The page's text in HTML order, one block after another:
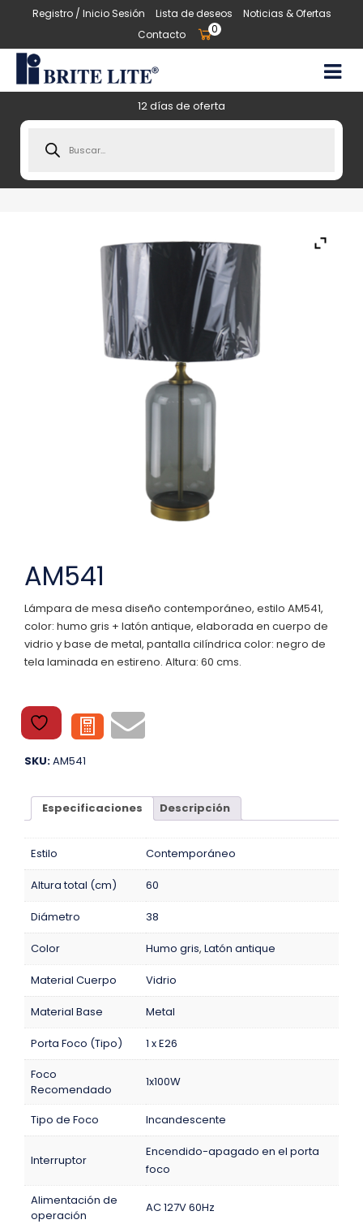
Registro / Inicio Sesión Lista de deseos
Noticias & Ofertas
Contacto
0
12 días de oferta
search
AM541
Lámpara de mesa diseño contemporáneo, estilo AM541,
color: humo gris + latón antique, elaborada en cuerpo de
vidrio y base de metal, pantalla cilíndrica color: negro de
tela laminada en estireno. Altura: 60 cms.
SKU:AM541
Especificaciones Descripción
Estilo Contemporáneo
Altura total (cm) 60
Diámetro 38
Color Humo gris, Latón antique
Material Cuerpo Vidrio
Material Base Metal
Porta Foco (Tipo)
1 x E26
Foco
Recomendado
1x100W
Tipo de Foco Incandescente
Interruptor
Encendido-apagado en el porta
foco
Alimentación de
operación
AC 127V 60Hz